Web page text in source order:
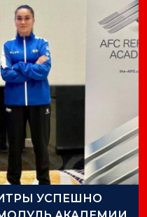
УСПЕШНО